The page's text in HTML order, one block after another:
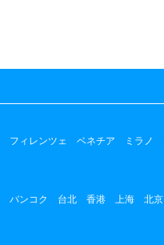
フィレンツェ ベネチア ミラノ
バンコク 台北 香港 上海 北京